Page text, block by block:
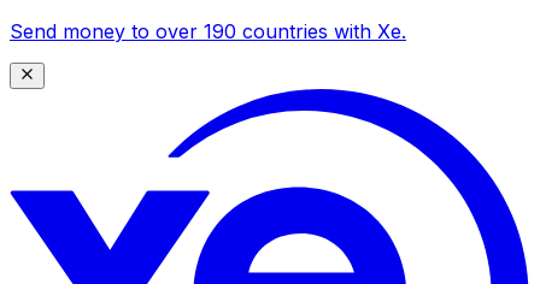
Send money to over 190 countries with Xe.